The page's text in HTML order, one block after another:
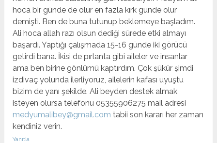
hoca bir günde de olur en fazla kırk günde olur
demişti. Ben de buna tutunup beklemeye başladım.
Ali hoca allah razı olsun dediği sürede etki almayı
başardı. Yaptığı çalışmada 15-16 günde iki görücü
getirdi bana. İkisi de pırlanta gibi aileler ve insanlar
ama ben birine gönlümü kaptırdım. Çok şükür şimdi
izdivaç yolunda ilerliyoruz, ailelerin kafası uyuştu
bizim de yanı şekilde. Ali beyden destek almak
isteyen olursa telefonu 05355906275 mail adresi
medyumalibey@gmail.com tabii son kararı her zaman
kendiniz verin.
Yanıtla